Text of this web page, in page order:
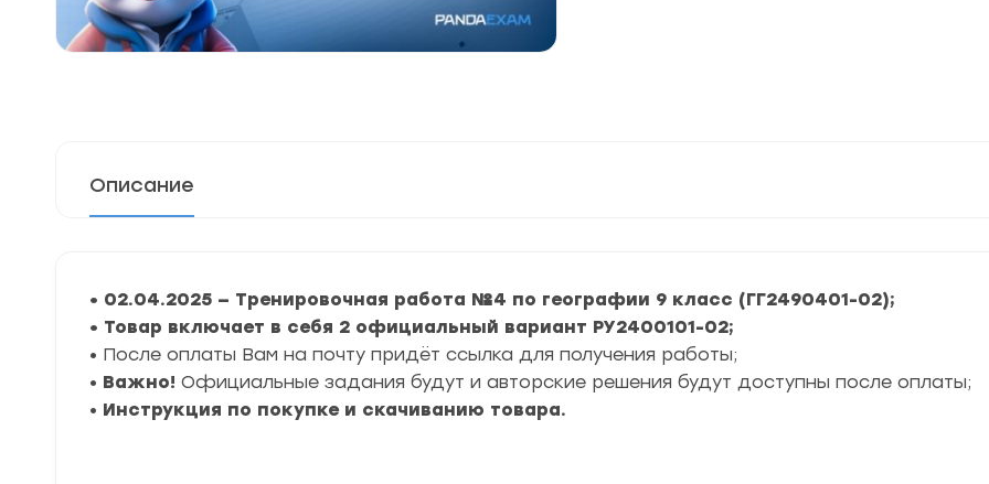
Описание
• 02.04.2025 — Тренировочная работа №4 по географии 9 класс (ГГ2490401-02);
• Товар включает в себя 2 официальный вариант РУ2400101-02;
• После оплаты Вам на почту придёт ссылка для получения работы;
• Важно! Официальные задания будут и авторские решения будут доступны после оплаты;
• Инструкция по покупке и скачиванию товара.